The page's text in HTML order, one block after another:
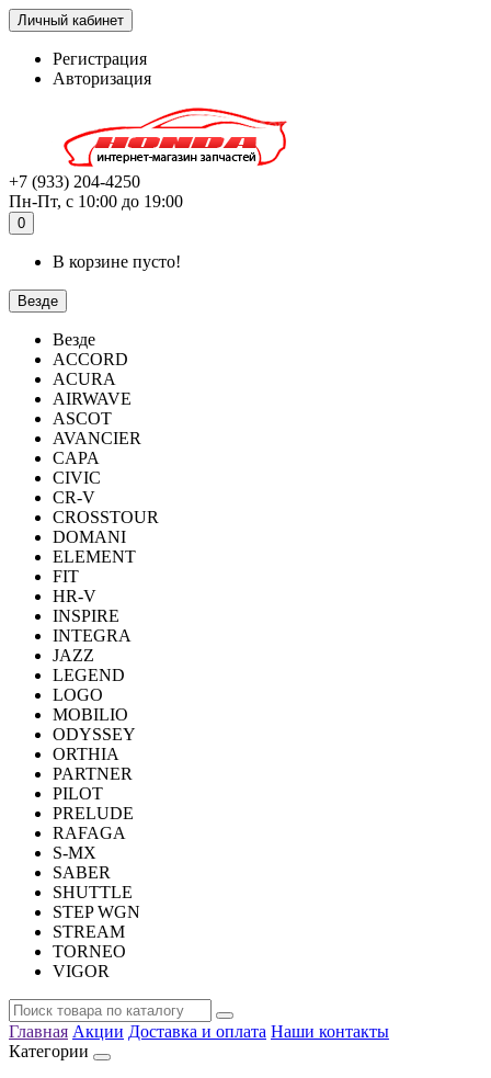
Личный кабинет
Регистрация
Авторизация
+7 (933) 204-4250
Пн-Пт, с 10:00 до 19:00
0
В корзине пусто!
Везде
Везде
ACCORD
ACURA
AIRWAVE
ASCOT
AVANCIER
CAPA
CIVIC
CR-V
CROSSTOUR
DOMANI
ELEMENT
FIT
HR-V
INSPIRE
INTEGRA
JAZZ
LEGEND
LOGO
MOBILIO
ODYSSEY
ORTHIA
PARTNER
PILOT
PRELUDE
RAFAGA
S-MX
SABER
SHUTTLE
STEP WGN
STREAM
TORNEO
VIGOR
Главная Акции Доставка и оплата Наши контакты
Категории